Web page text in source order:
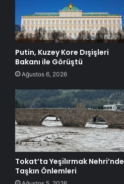
Putin, Kuzey Kore Dışişleri
Bakanı ile Görüştü
Ağustos 6, 2026
Tokat’ta Yeşilırmak Nehri’nde
Taşkın Önlemleri